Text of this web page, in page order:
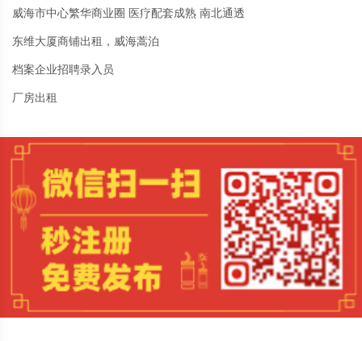
威海市中心繁华商业圈 医疗配套成熟 南北通透
东维大厦商铺出租，威海蒿泊
档案企业招聘录入员
厂房出租